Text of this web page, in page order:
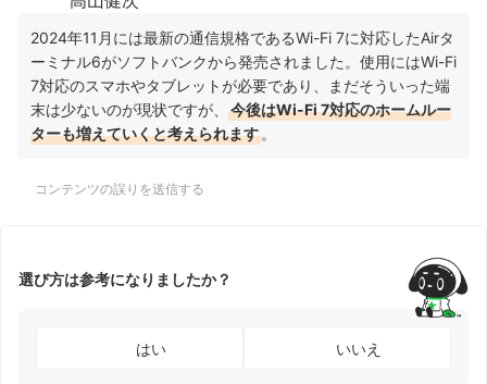
2024年11月には最新の通信規格であるWi-Fi 7に対応したAirタ
ーミナル6がソフトバンクから発売されました。使用にはWi-Fi
7対応のスマホやタブレットが必要であり、まだそういった端
末は少ないのが現状ですが、
今後はWi-Fi 7対応のホームルー
ターも増えていくと考えられます 。
コンテンツの誤りを送信する
選び方は参考になりましたか？
はい いいえ